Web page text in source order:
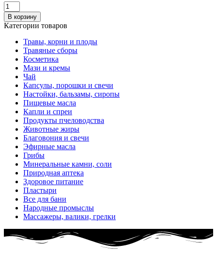
Количество
Калина,
ягода
ЛТЗ
В корзину
Категории товаров
Травы, корни и плоды
Травяные сборы
Косметика
Мази и кремы
Чай
Капсулы, порошки и свечи
Настойки, бальзамы, сиропы
Пищевые масла
Капли и спреи
Продукты пчеловодства
Животные жиры
Благовония и свечи
Эфирные масла
Грибы
Минеральные камни, соли
Природная аптека
Здоровое питание
Пластыри
Все для бани
Народные промыслы
Массажеры, валики, грелки​